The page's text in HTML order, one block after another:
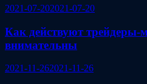
2021-07-202021-07-20
Как действуют трейдеры-
внимательны
2021-11-262021-11-26